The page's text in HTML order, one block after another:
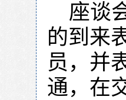
座谈
的到来
员，并
通，在